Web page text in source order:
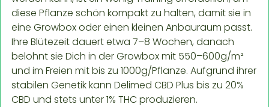
diese Pflanze schön kompakt zu halten, damit sie in
eine Growbox oder einen kleinen Anbauraum passt.
Ihre Blütezeit dauert etwa 7–8 Wochen, danach
belohnt sie Dich in der Growbox mit 550–600g/m²
und im Freien mit bis zu 1000g/Pflanze. Aufgrund ihrer
stabilen Genetik kann Delimed CBD Plus bis zu 20%
CBD und stets unter 1% THC produzieren.